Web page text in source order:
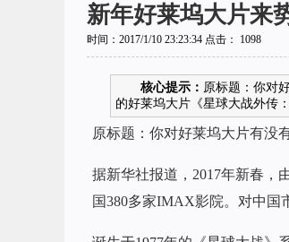
新年好莱坞大片来
时间：2017/1/10 23:23:34 点击： 1098
核心提示： 原标题：你对
的好莱坞大片《星球大战外传
原标题：你对好莱坞大片有没
据新华社报道，2017年新春，
国380多家IMAX影院。对中国